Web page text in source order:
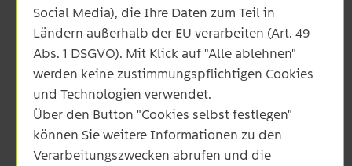
Unterer Brühl 2
73479 Ellwangen
Unsere Servicenummer:
07961 9336-0
Unsere Servicezeiten:
Montag - Donnerstag:
Social Media), die Ihre Daten zum Teil in
Ländern außerhalb der EU verarbeiten (Art. 49
Abs. 1 DSGVO). Mit Klick auf "Alle ablehnen"
werden keine zustimmungspflichtigen Cookies
und Technologien verwendet.
Über den Button "Cookies selbst festlegen"
können Sie weitere Informationen zu den
Verarbeitungszwecken abrufen und die